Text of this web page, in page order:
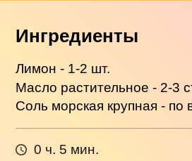
Ингредиенты
Лимон - 1-2 шт.
Масло растительное - 2-3
Соль морская крупная - по
0 ч. 5 мин.